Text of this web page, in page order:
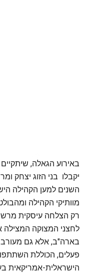
יקבלו בני הזוג יצחק
השנים למען הקהילה
מוותיקי הקהילה
רק הצלחה עיסקית
לחצני המצוקה
בארה"ב, אלא גם
פעלים, הכוללת
הישראלית-אמריקאית